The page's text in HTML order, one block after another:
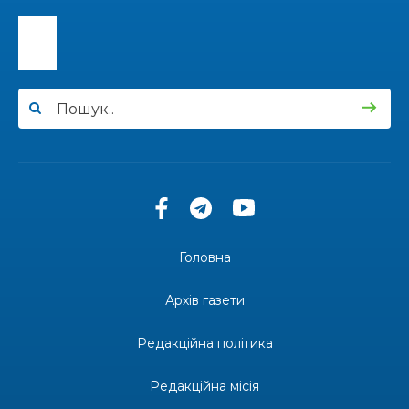
13:33
30 лип
«Дві музи» у Рівному: свято краси, мистецтва
Одна з найяскравіших постатей Бахмута –
Головна
Архів газети
Редакційна політика
Редакційна місія